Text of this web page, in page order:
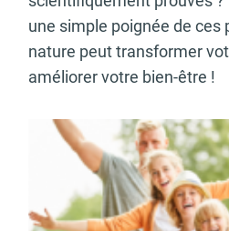
une simple poignée de ces
nature peut transformer
améliorer votre bien-être !
Article